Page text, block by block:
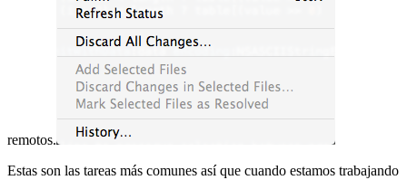
remotos.
Estas son las tareas más comunes así que cuando estamos trabajando